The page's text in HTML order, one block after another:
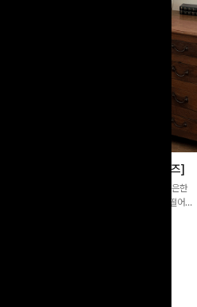
쿨링버튼 8부와이드팬츠[FREE,L사이즈]
[바스락소재💙/8부기장]사이드 버튼 디테일이 은은한
포인트가 되어주는 와이드 팬츠입니다. 여유롭게 떨어지